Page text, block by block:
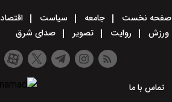
صفحه نخست جامعه سیاست اقتصاد
ورزش
روایت تصویر صدای شرق
تماس با ما